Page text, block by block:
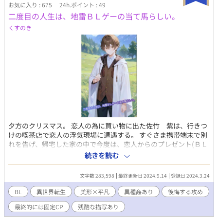
お気に入り : 675 24h.ポイント : 49
二度目の人生は、地雷ＢＬゲーの当て馬らしい。
くすのき
夕方のクリスマス。 恋人の為に買い物に出た佐竹 紫は、行きつ
けの喫茶店で恋人の浮気現場に遭遇する。 すぐさま携帯端末で別
れを告げ、帰宅した家の中で今度は、恋人からのプレゼント(ＢＬ
ゲーム)を見つけてしまう。 『あとで一緒にプレイしよう』 その
文面に怒りを覚え、床に投げつけた次の瞬間、紫は意識を失って
しまう。 そして次に目を覚ました先では、 おめでとうございま
す。 前世の記憶を取り戻しました。 貴男にとっては、地雷の
BLゲーム 『Bind』の世界へようこそ。 当て馬キャラではあ
りますが、 どうか二回目の人生を ユニ・アーバレンストとし
て 心ゆくまでお楽しみください という謎画面が表示されてい
続きを読む
文字数 283,598 最終更新日 2024.9.14 登録日 2024.3.24
BL 異世界転生 美形×平凡 異種姦あり
後悔する攻め
最終的には固定CP
残酷な描写あり